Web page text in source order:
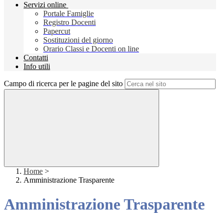
Servizi online
Portale Famiglie
Registro Docenti
Papercut
Sostituzioni del giorno
Orario Classi e Docenti on line
Contatti
Info utili
Campo di ricerca per le pagine del sito
Home >
Amministrazione Trasparente
Amministrazione Trasparente